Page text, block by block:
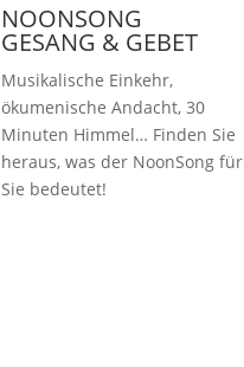
NOONSONG
GESANG & GEBET
Musikalische Einkehr,
ökumenische Andacht, 30
Minuten Himmel… Finden Sie
heraus, was der NoonSong für
Sie bedeutet!